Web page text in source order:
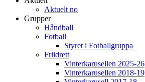
Aktuelt no
Grupper
Håndball
Fotball
Styret i Fotballgruppa
Friidrett
Vinterkarusellen 2025-26
Vinterkarusellen 2018-19